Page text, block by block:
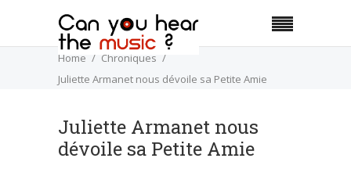
Home
Chroniques
Juliette Armanet nous dévoile sa Petite Amie
Juliette Armanet nous
dévoile sa Petite Amie